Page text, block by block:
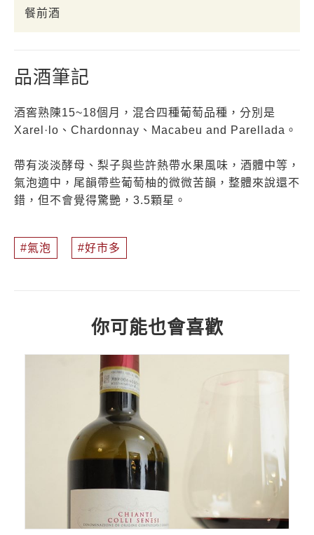
餐前酒
品酒筆記
酒窖熟陳15~18個月，混合四種葡萄品種，分別是
Xarel·lo、Chardonnay、Macabeu and Parellada。
帶有淡淡酵母、梨子與些許熱帶水果風味，酒體中等，
氣泡適中，尾韻帶些葡萄柚的微微苦韻，整體來說還不
錯，但不會覺得驚艷，3.5顆星。
氣泡 好市多
你可能也會喜歡